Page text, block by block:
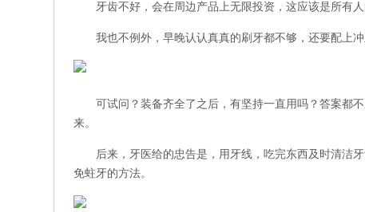
牙齿不好，会在周边产品上无限投资，这应该是所有人
我也不例外，早晚认认真真的刷牙都不够，还要配上冲
可试问？装备齐全了之后，有坚持一直用吗？答案都
来。
后来，牙医给的忠告是，用牙线，吃完东西及时清洁
免蛀牙的方法。